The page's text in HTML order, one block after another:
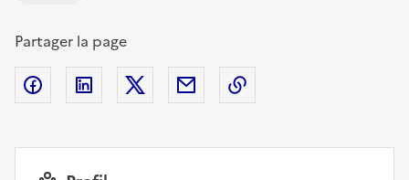
Partager la page
FacebookPartager sur Linkedin
Partager sur X
Courriel